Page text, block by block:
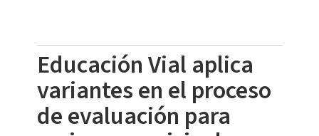
Educación Vial aplica
variantes en el proceso
de evaluación para